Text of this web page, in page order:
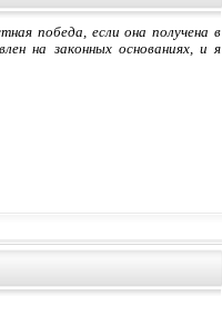
победа, если она получена в
на законных основаниях, и я